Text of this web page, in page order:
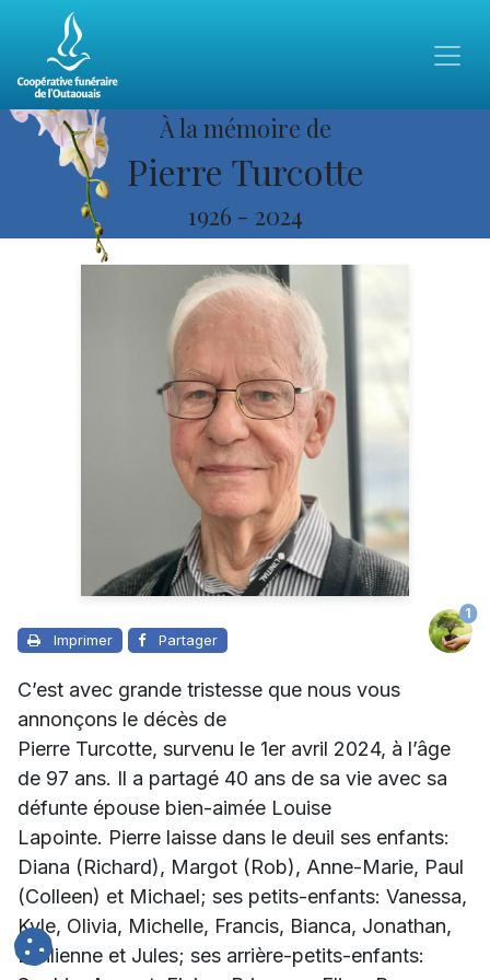
À la mémoire de
Pierre Turcotte
1926 - 2024
Imprimer Partager
1
C’est avec grande tristesse que nous vous
annonçons le décès de
Pierre Turcotte, survenu le 1er avril 2024, à l’âge
de 97 ans. Il a partagé 40 ans de sa vie avec sa
défunte épouse bien-aimée Louise
Lapointe. Pierre laisse dans le deuil ses enfants:
Diana (Richard), Margot (Rob), Anne-Marie, Paul
(Colleen) et Michael; ses petits-enfants: Vanessa,
Kyle, Olivia, Michelle, Francis, Bianca, Jonathan,
Emilienne et Jules; ses arrière-petits-enfants: